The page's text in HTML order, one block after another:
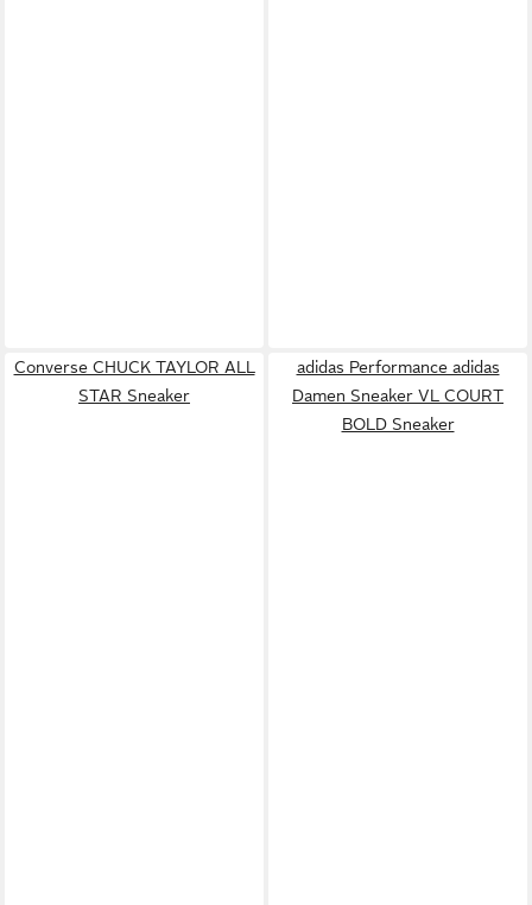
Converse CHUCK TAYLOR ALL
STAR Sneaker
adidas Performance adidas
Damen Sneaker VL COURT
BOLD Sneaker